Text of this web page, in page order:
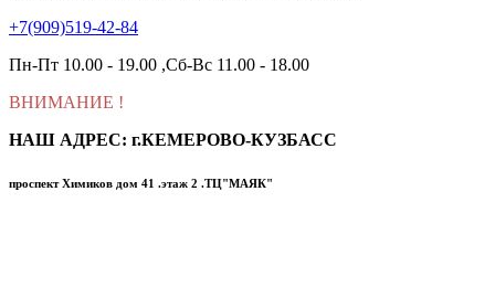
+7(909)519-42-84
Пн-Пт 10.00 - 19.00 ,Сб-Вс 11.00 - 18.00
ВНИМАНИЕ !
НАШ АДРЕС: г.КЕМЕРОВО-КУЗБАСС
проспект Химиков дом 41 .этаж 2 .ТЦ"МАЯК"